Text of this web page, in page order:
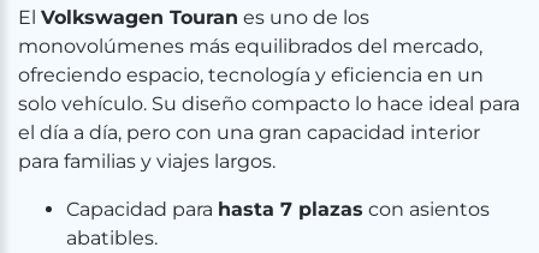
El Volkswagen Touran es uno de los
monovolúmenes más equilibrados del mercado,
ofreciendo espacio, tecnología y eficiencia en un
solo vehículo. Su diseño compacto lo hace ideal para
el día a día, pero con una gran capacidad interior
para familias y viajes largos.
Capacidad para hasta 7 plazas con asientos
abatibles.